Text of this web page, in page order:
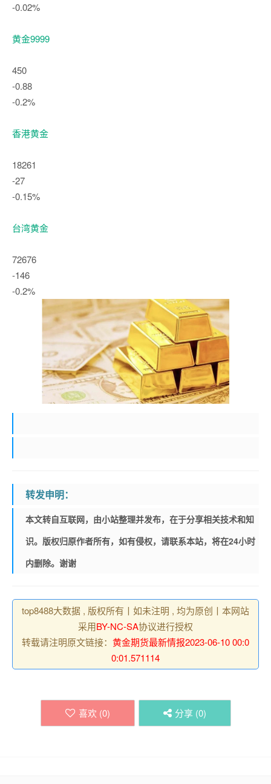
-0.02%
黄金9999
450
-0.88
-0.2%
香港黄金
18261
-27
-0.15%
台湾黄金
72676
-146
-0.2%
转发申明：
本文转自互联网，由小站整理并发布，在于分享相关技术和知
识。版权归原作者所有，如有侵权，请联系本站，将在24小时
内删除。谢谢
top8488大数据 , 版权所有丨如未注明 , 均为原创丨本网站
采用BY-NC-SA协议进行授权
转载请注明原文链接： 黄金期货最新情报2023-06-10 00:0
0:01.571114
喜欢 (0) 分享 (0)